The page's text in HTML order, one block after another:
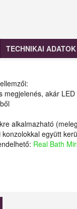
TECHNIKAI ADATOK
megjelenés, akár
alkalmazható
együtt
Real Bath